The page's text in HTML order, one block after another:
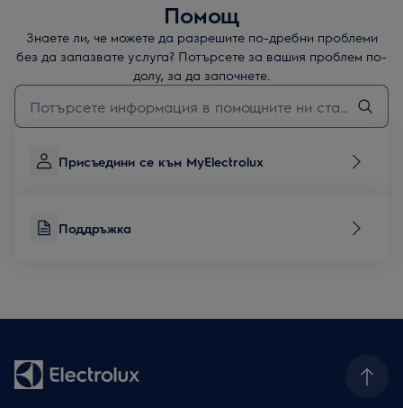
Помощ
Знаете ли, че можете да разрешите по-дребни проблеми
без да запазвате услуга? Потърсете за вашия проблем по-
долу, за да започнете.
Въведете текст за да потърсите статии за поддръжка
Присъедини се към MyElectrolux
Поддръжка